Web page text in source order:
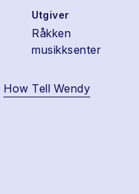
Utgiver
Råkken
musikksenter
How Tell Wendy